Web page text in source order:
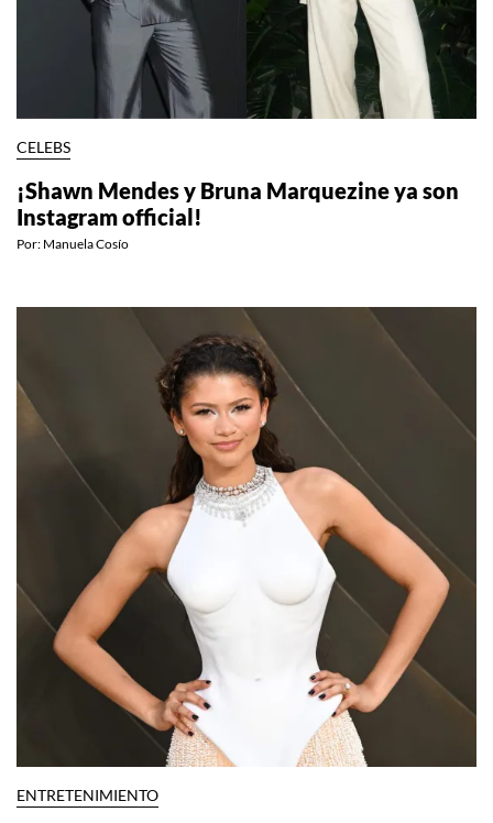
CELEBS
¡Shawn Mendes y Bruna Marquezine ya son
Instagram official!
Por: Manuela Cosío
ENTRETENIMIENTO